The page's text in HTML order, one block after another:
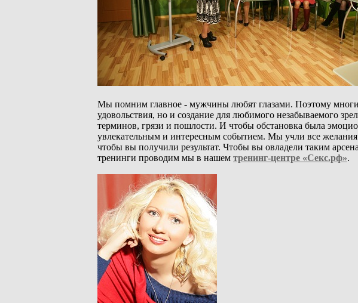
Мы помним главное - мужчины любят глазами. Поэтому
удовольствия, но и создание для любимого незабываемого
терминов, грязи и пошлости. И чтобы обстановка была
увлекательным и интересным событием. Мы учли все
чтобы вы получили результат. Чтобы вы овладели таким
тренинги проводим мы в нашем тренинг-центре «Секс.рф».